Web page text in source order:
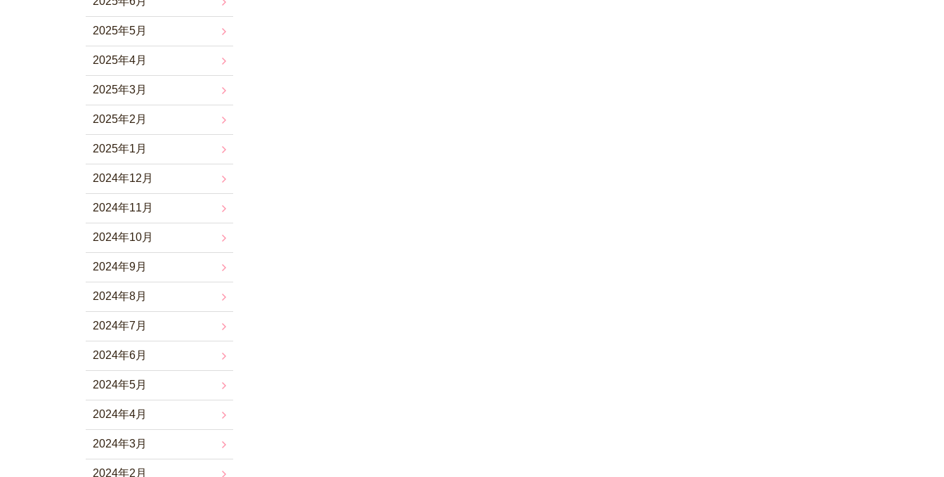
2025年5月
2025年4月
2025年3月
2025年2月
2025年1月
2024年12月
2024年11月
2024年10月
2024年9月
2024年8月
2024年7月
2024年6月
2024年5月
2024年4月
2024年3月
2024年2月